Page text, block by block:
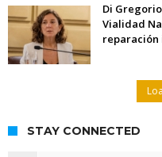
Di
Vialidad
reparación
STAY CONNECTED